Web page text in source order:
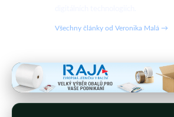
Všechny články od Veronika Malá →